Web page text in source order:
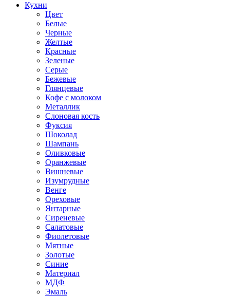
Кухни
Цвет
Белые
Черные
Желтые
Красные
Зеленые
Серые
Бежевые
Глянцевые
Кофе с молоком
Металлик
Слоновая кость
Фуксия
Шоколад
Шампань
Оливковые
Оранжевые
Вишневые
Изумрудные
Венге
Ореховые
Янтарные
Сиреневые
Салатовые
Фиолетовые
Мятные
Золотые
Синие
Материал
МДФ
Эмаль